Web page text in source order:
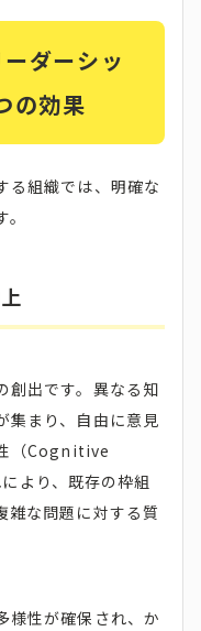
ダーシッ
の効果
る組織では、明確な
創出です。異なる知
集まり、自由に意見
（Cognitive
より、既存の枠組
雑な問題に対する質
様性が確保され、か